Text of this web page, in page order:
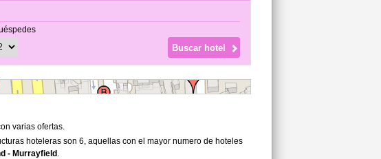
varias ofertas.
hoteleras son 6, aquellas con el mayor numero de hoteles
- Murrayfield .